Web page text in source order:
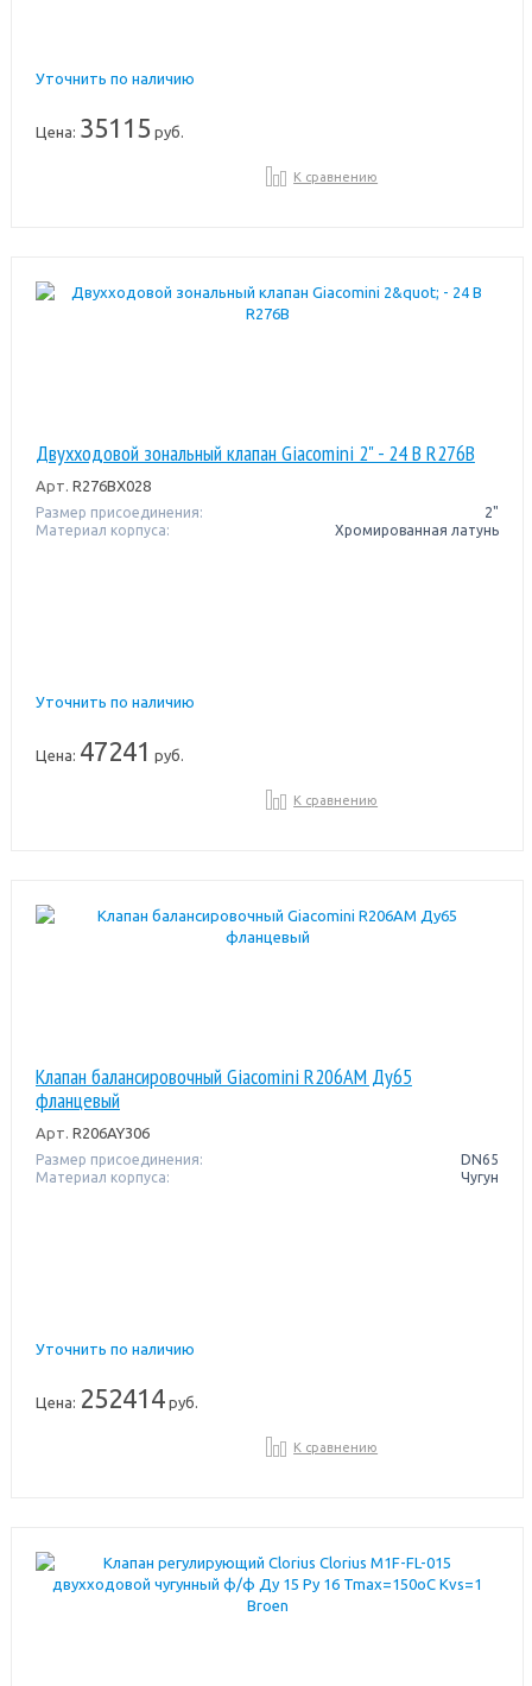
Уточнить по наличию
Цена: 35115 руб.
К сравнению
Двухходовой зональный клапан Giacomini 2" - 24 В R276B
Арт. R276BX028
Размер присоединения:
2"
Материал корпуса:
Хромированная латунь
Уточнить по наличию
Цена: 47241 руб.
К сравнению
Клапан балансировочный Giacomini R206AM Ду65
фланцевый
Арт. R206AY306
Размер присоединения:
DN65
Материал корпуса:
Чугун
Уточнить по наличию
Цена: 252414руб.
К сравнению